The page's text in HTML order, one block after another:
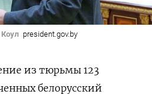
president.gov.by
из тюрьмы 123
белорусский